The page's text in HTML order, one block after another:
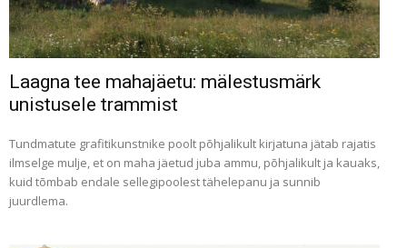
Laagna tee mahajäetu: mälestusmärk
unistusele trammist
Tundmatute grafitikunstnike poolt põhjalikult kirjatuna jätab rajatis
ilmselge mulje, et on maha jäetud juba ammu, põhjalikult ja kauaks,
kuid tõmbab endale sellegipoolest tähelepanu ja sunnib
juurdlema.